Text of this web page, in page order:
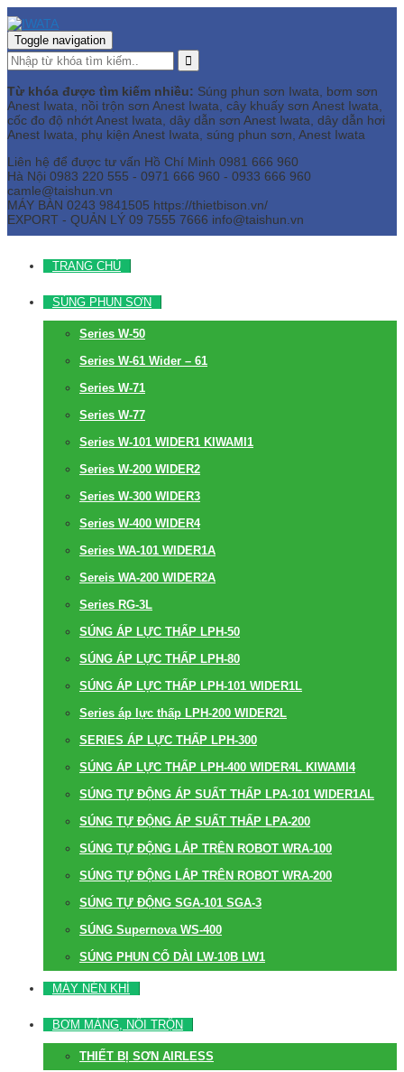
Toggle navigation
Từ khóa được tìm kiếm nhiều: Súng phun sơn Iwata, bơm sơn
Anest Iwata, nồi trộn sơn Anest Iwata, cây khuấy sơn Anest Iwata,
cốc đo độ nhớt Anest Iwata, dây dẫn sơn Anest Iwata, dây dẫn hơi
Anest Iwata, phụ kiện Anest Iwata, súng phun sơn, Anest Iwata
Liên hệ để được tư vấn Hồ Chí Minh 0981 666 960
Hà Nội 0983 220 555 - 0971 666 960 - 0933 666 960
camle@taishun.vn
MÁY BÀN 0243 9841505 https://thietbison.vn/
EXPORT - QUẢN LÝ 09 7555 7666 info@taishun.vn
TRANG CHỦ
SÚNG PHUN SƠN
Series W-50
Series W-61 Wider – 61
Series W-71
Series W-77
Series W-101 WIDER1 KIWAMI1
Series W-200 WIDER2
Series W-300 WIDER3
Series W-400 WIDER4
Series WA-101 WIDER1A
Sereis WA-200 WIDER2A
Series RG-3L
SÚNG ÁP LỰC THẤP LPH-50
SÚNG ÁP LỰC THẤP LPH-80
SÚNG ÁP LỰC THẤP LPH-101 WIDER1L
Series áp lực thấp LPH-200 WIDER2L
SERIES ÁP LỰC THẤP LPH-300
SÚNG ÁP LỰC THẤP LPH-400 WIDER4L KIWAMI4
SÚNG TỰ ĐỘNG ÁP SUẤT THẤP LPA-101 WIDER1AL
SÚNG TỰ ĐỘNG ÁP SUẤT THẤP LPA-200
SÚNG TỰ ĐỘNG LẮP TRÊN ROBOT WRA-100
SÚNG TỰ ĐỘNG LẮP TRÊN ROBOT WRA-200
SÚNG TỰ ĐỘNG SGA-101 SGA-3
SÚNG Supernova WS-400
SÚNG PHUN CỔ DÀI LW-10B LW1
MÁY NÉN KHÍ
BƠM MÀNG, NỒI TRỘN
THIẾT BỊ SƠN AIRLESS